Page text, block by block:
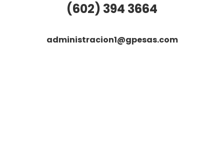
(602) 394 3664
administracion1@gpesas.com